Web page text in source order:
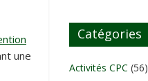
une
Catégories
Activités CPC (56)